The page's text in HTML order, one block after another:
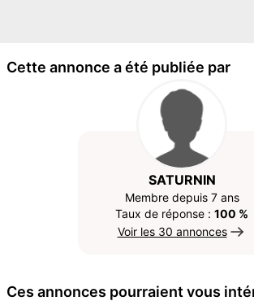
Cette annonce a été publiée par
SATURNIN
Membre depuis 7 ans
Taux de réponse : 100 %
Voir les 30 annonces
Ces annonces pourraient vous